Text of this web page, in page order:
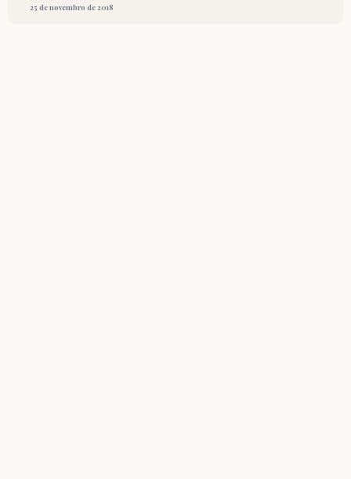
25 de novembro de 2018